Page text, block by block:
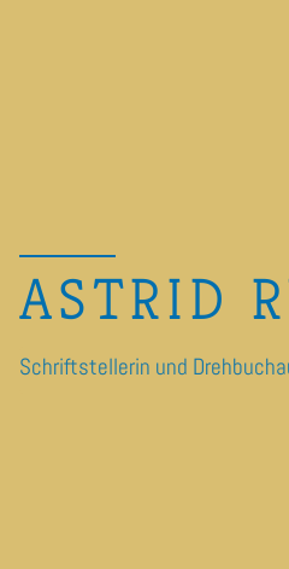
ASTRID
Schriftstellerin und